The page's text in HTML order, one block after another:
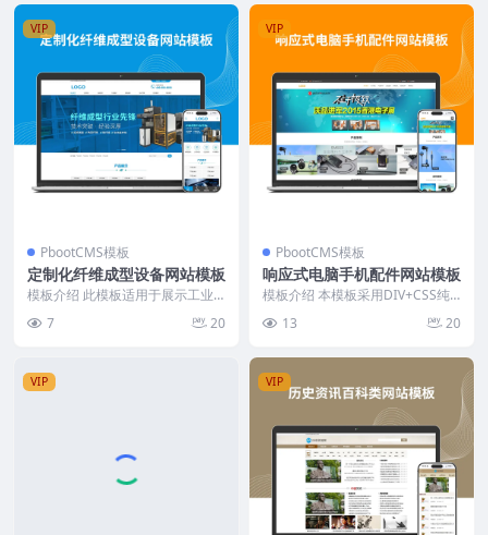
VIP
PbootCMS模板
定制化纤维成型设备网站模板
模板介绍 此模板适用于展示工业
官网设计。首页设计简...
7 20
VIP
PbootCMS模板
响应式电脑手机配件网站模板
模板介绍 本模板采用DIV+CSS纯
首页布局突出产...
13 20
VIP VIP